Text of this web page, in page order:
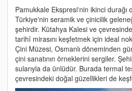
Pamukkale Ekspresi'nin ikinci durağı
Türkiye'nin seramik ve çinicilik
şehirdir. Kütahya Kalesi ve
tarihî mirasını keşfetmek için ideal
Çini Müzesi, Osmanlı döneminden
çini sanatının örneklerini sergiler.
sularıyla da ünlüdür. Burada termal
çevresindeki doğal güzellikleri de